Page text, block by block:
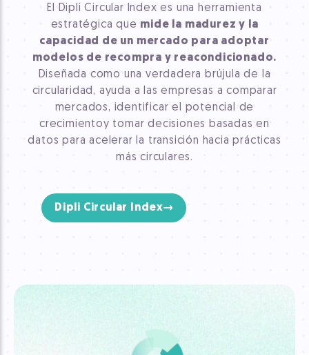
El Dipli Circular Index es una herramienta
estratégica que mide la madurez y la
capacidad de un mercado para adoptar
modelos de recompra y reacondicionado.
Diseñada como una verdadera brújula de la
circularidad, ayuda a las empresas a comparar
mercados, identificar el potencial de
crecimientoy tomar decisiones basadas en
datos para acelerar la transición hacia prácticas
más circulares.
Dipli Circular Index